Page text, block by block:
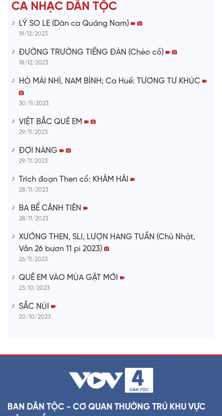
o
CA NHẠC DÂN TỘC
LÝ SO LE (Dân ca Quảng Nam)
19/12/2023
ĐƯỜNG TRƯỜNG TIẾNG ĐÀN (Chèo cổ)
18/12/2023
HÒ MÁI NHÌ, NAM BÌNH; Ca Huế: TƯƠNG TƯ KHÚC
30/11/2023
VIỆT BẮC QUÊ EM
29/11/2023
ĐỢI NÀNG
29/11/2023
Trích đoạn Then cổ: KHẢM HẢI
28/11/2023
BA BỂ CẢNH TIÊN
28/11/2023
XƯỚNG THEN, SLI, LƯỢN HANG TUẦN (Chủ Nhật,
Vằn 26 bươn 11 pi 2023)
26/11/2023
QUÊ EM VÀO MÙA GẶT MỚI
23/10/2023
SẮC NÚI
20/10/2023
BAN DÂN TỘC - CƠ QUAN THƯỜNG TRÚ KHU VỰC